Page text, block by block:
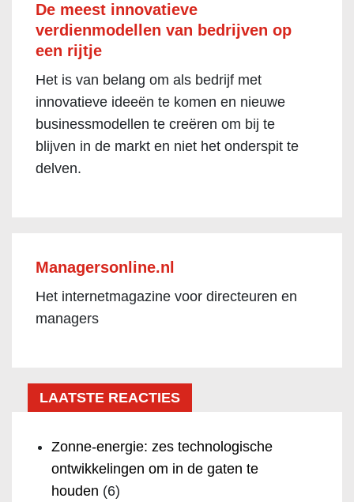
De meest innovatieve
verdienmodellen van bedrijven op
een rijtje
Het is van belang om als bedrijf met
innovatieve ideeën te komen en nieuwe
businessmodellen te creëren om bij te
blijven in de markt en niet het onderspit te
delven.
Managersonline.nl
Het internetmagazine voor directeuren en
managers
LAATSTE REACTIES
Zonne-energie: zes technologische
ontwikkelingen om in de gaten te
houden (6)